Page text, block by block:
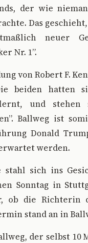
der wie
Das
neuer
Nr. 1”.
von Robert F.
beiden hatten
und
Ballweg ist
Donald
werden.
stahl sich ins
Sonntag in
ob die Richterin
stand an in
der selbst 10